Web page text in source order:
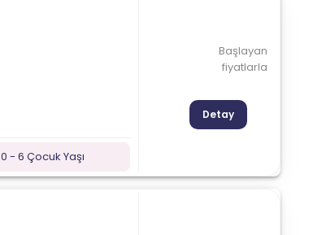
0 - 6 Çocuk Yaşı
Başlayan
fiyatlarla
Detay